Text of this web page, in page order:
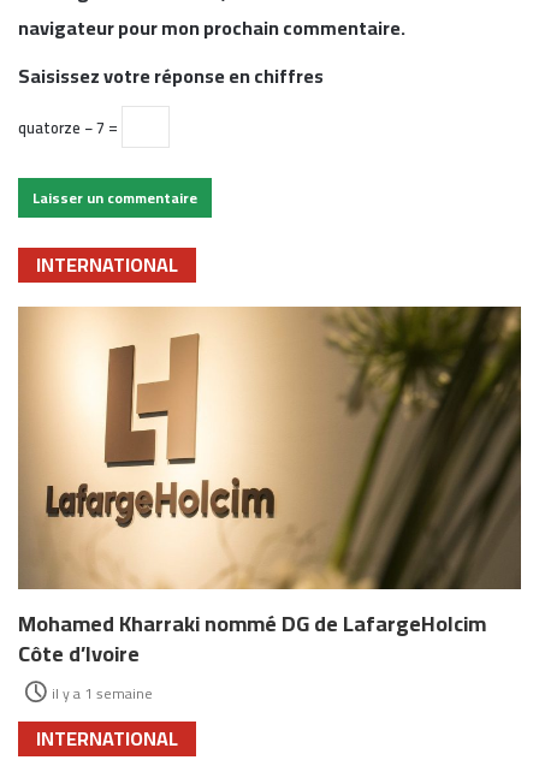
navigateur pour mon prochain commentaire.
Saisissez votre réponse en chiffres
quatorze − 7 =
INTERNATIONAL
Mohamed Kharraki nommé DG de LafargeHolcim
Côte d’Ivoire
il y a 1 semaine
INTERNATIONAL